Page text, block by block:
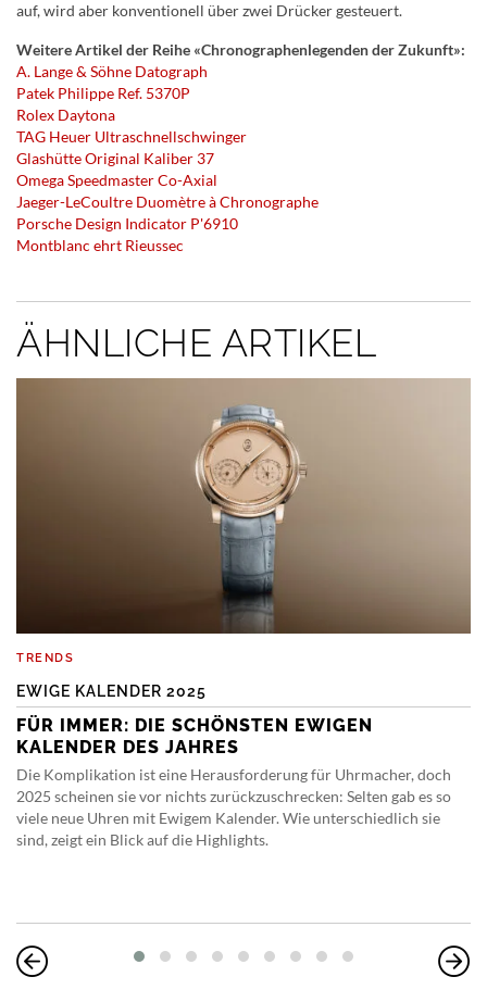
auf, wird aber konventionell über zwei Drücker gesteuert.
Weitere Artikel der Reihe «Chronographenlegenden der Zukunft»:
A. Lange & Söhne Datograph
Patek Philippe Ref. 5370P
Rolex Daytona
TAG Heuer Ultraschnellschwinger
Glashütte Original Kaliber 37
Omega Speedmaster Co-Axial
Jaeger-LeCoultre Duomètre à Chronographe
Porsche Design Indicator P'6910
Montblanc ehrt Rieussec
ÄHNLICHE ARTIKEL
TRENDS
EWIGE KALENDER 2025
FÜR IMMER: DIE SCHÖNSTEN EWIGEN
KALENDER DES JAHRES
Die Komplikation ist eine Herausforderung für Uhrmacher, doch
2025 scheinen sie vor nichts zurückzuschrecken: Selten gab es so
viele neue Uhren mit Ewigem Kalender. Wie unterschiedlich sie
sind, zeigt ein Blick auf die Highlights.